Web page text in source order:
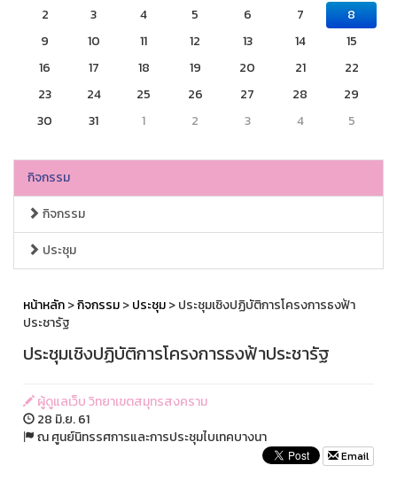
2
3 4 5 6 7
8
9
10 11 12 13 14
15
16
17 18 19 20 21
22
23
24 25 26 27 28
29
30
31 1 2 3 4 5
กิจกรรม
กิจกรรม
ประชุม
หน้าหลัก>กิจกรรม>ประชุม> ประชุมเชิงปฏิบัติการโครงการธงฟ้า
ประชารัฐ
ประชุมเชิงปฏิบัติการโครงการธงฟ้าประชารัฐ
ผู้ดูแลเว็บ วิทยาเขตสมุทรสงคราม
28 มิ.ย. 61
ณ ศูนย์นิทรรศการและการประชุมไบเทคบางนา
Email